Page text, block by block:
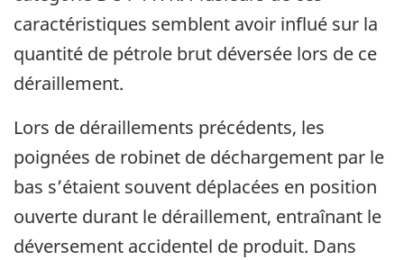
caractéristiques semblent avoir influé sur la
quantité de pétrole brut déversée lors de ce
déraillement.
Lors de déraillements précédents, les
poignées de robinet de déchargement par le
bas s’étaient souvent déplacées en position
ouverte durant le déraillement, entraînant le
déversement accidentel de produit. Dans